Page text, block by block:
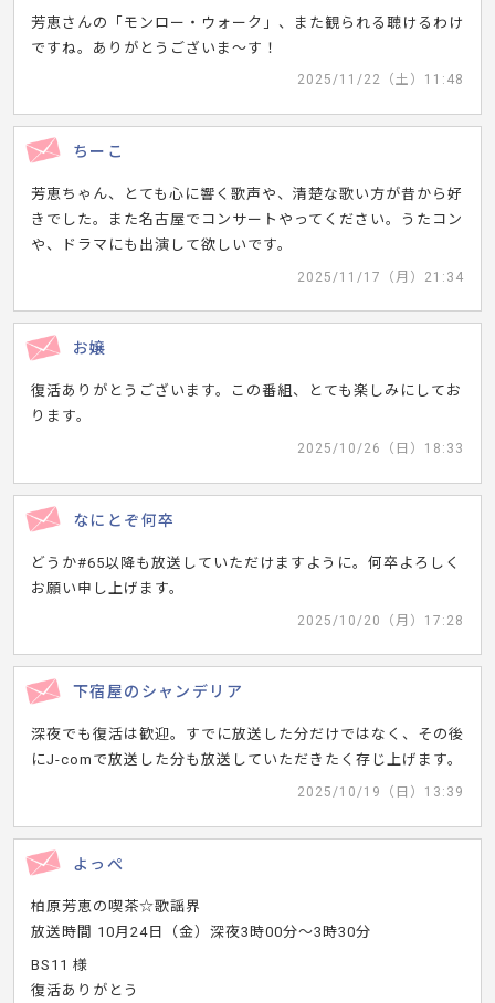
芳恵さんの「モンロー・ウォーク」、また観られる聴けるわけ
ですね。ありがとうございま～す！
2025/11/22（土）11:48
ちーこ
芳恵ちゃん、とても心に響く歌声や、清楚な歌い方が昔から好
きでした。また名古屋でコンサートやってください。うたコン
や、ドラマにも出演して欲しいです。
2025/11/17（月）21:34
お嬢
復活ありがとうございます。この番組、とても楽しみにしてお
ります。
2025/10/26（日）18:33
なにとぞ何卒
どうか#65以降も放送していただけますように。何卒よろしく
お願い申し上げます。
2025/10/20（月）17:28
下宿屋のシャンデリア
深夜でも復活は歓迎。すでに放送した分だけではなく、その後
にJ-comで放送した分も放送していただきたく存じ上げます。
2025/10/19（日）13:39
よっぺ
柏原芳恵の喫茶☆歌謡界
放送時間 10月24日（金）深夜3時00分～3時30分
BS11 様
復活ありがとう